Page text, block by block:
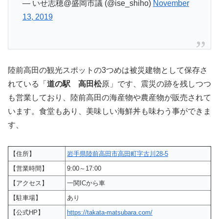
— いせ志穂@盛岡市議 (@ise_shiho) November
13, 2019
陸前高田の観光スポットの3つめは被災建物として保存さ
れている「 道の駅 高田松原」です、震災の跡を残しつつ
も営業しており、陸前高田の海産物や農産物が販売されて
います。食堂もあり、美味しい海鮮丼も味わう事ができま
す、
【住所】
岩手県陸前高田市高田町字古川28‐5
【営業時間】
9:00～17:00
【アクセス】
一関ICから車
【駐車場】
あり
【公式HP】
https://takata-matsubara.com/